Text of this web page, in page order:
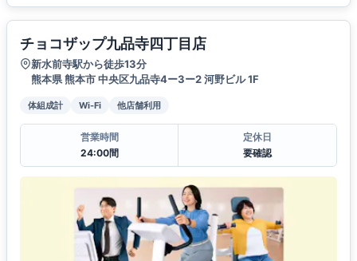
チョコザップ九品寺四丁目店
新水前寺駅から徒歩13分
熊本県 熊本市 中央区九品寺4ー3ー2 河野ビル 1F
体組成計 Wi-Fi 他店舗利用
営業時間
24:00間
定休日
要確認